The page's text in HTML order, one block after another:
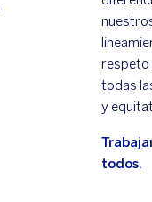
respeto
todas
y
todos.